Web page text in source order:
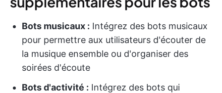
Bots musicaux : Intégrez des bots musicaux
pour permettre aux utilisateurs d'écouter de
la musique ensemble ou d'organiser des
soirées d'écoute
Bots d'activité : Intégrez des bots qui